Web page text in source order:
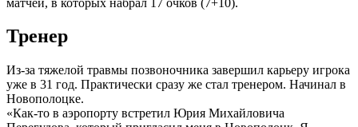
Тренер
Из-за тяжелой травмы позвоночника завершил карьеру игрока
уже в 31 год. Практически сразу же стал тренером. Начинал в
Новополоцке.
«Как-то в аэропорту встретил Юрия Михайловича